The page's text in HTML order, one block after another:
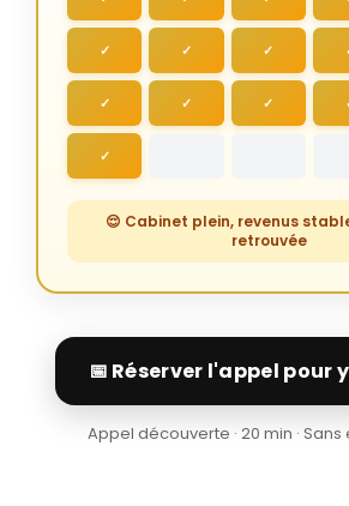
✓ ✓ ✓
✓ ✓ ✓
✓
😌 Cabinet plein, revenus
retrouvée
📅 Réserver l'appel pour
Appel découverte · 20 min ·